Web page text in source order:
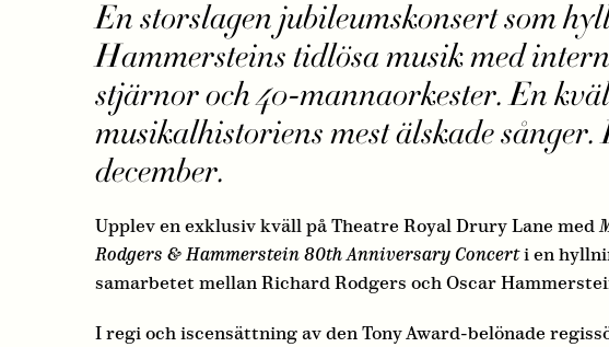
En storslagen jubileumskonsert som
Hammersteins tidlösa musik med
stjärnor och 40-mannaorkester. En
musikalhistoriens mest älskade sånger.
december.
Upplev en exklusiv kväll på Theatre Royal Drury Lane med
Rodgers & Hammerstein 80th Anniversary Concerti en
samarbetet mellan Richard Rodgers och Oscar
I regi och iscensättning av den Tony Award-belönade